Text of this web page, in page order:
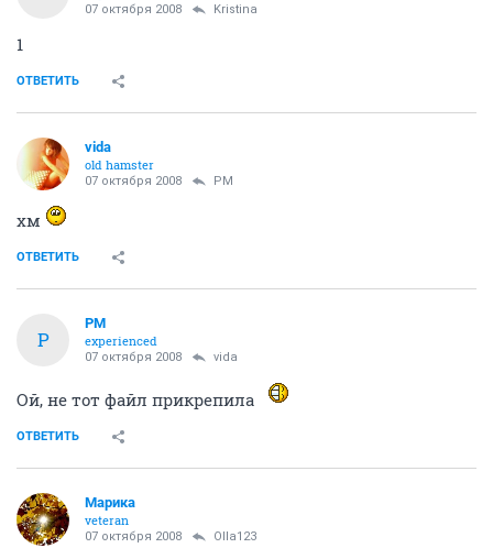
07 октября 2008 Kristina
1
ОТВЕТИТЬ
vida
old hamster
07 октября 2008 PM
хм
ОТВЕТИТЬ
P
PM
experienced
07 октября 2008 vida
Ой, не тот файл прикрепила
ОТВЕТИТЬ
Марика
veteran
07 октября 2008 Olla123